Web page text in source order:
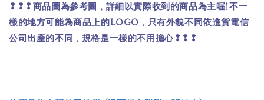
❢❢❢商品圖為參考圖，詳細以實際收到的商品為主喔!不一
樣的地方可能為商品上的LOGO，只有外貌不同依進貨電信
公司出產的不同，規格是一樣的不用擔心❢❢❢